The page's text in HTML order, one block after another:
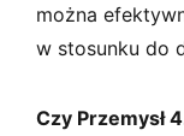
można
w stosunku do
Czy Przemysł